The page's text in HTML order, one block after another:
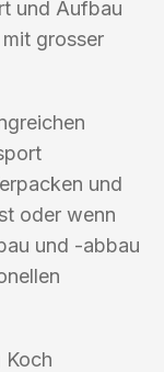
und Aufbau
grosser
und
oder wenn
und -abbau
Koch